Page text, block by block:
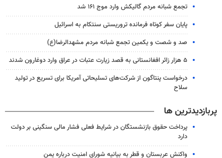
تجمع شبانه مردم گالیکش وارد موج ۱۶۱ شد
پایان سفر کوتاه فرمانده تروریستی سنتکام به اسرائیل
صد و شصت و یکمین تجمع شبانه مردم مشهدالرضا(ع)
۵ هزار زائر افغانستانی به قصد زیارت عتبات در عراق وارد دوغارون شدند
درخواست پنتاگون از شرکت‌های تسلیحاتی آمریکا برای تسریع در تولید
سلاح
پربازدیدترین ها
پرداخت حقوق بازنشستگان در شرایط فعلی فشار مالی سنگینی بر دولت
دارد
واکنش عربستان و قطر به بیانیه شورای امنیت درباره یمن